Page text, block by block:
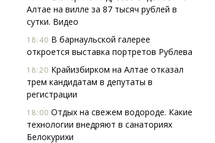
Алтае на вилле за 87 тысяч рублей в
сутки. Видео
18:40 В барнаульской галерее
откроется выставка портретов Рублева
18:20 Крайизбирком на Алтае отказал
трем кандидатам в депутаты в
регистрации
18:00 Отдых на свежем водороде. Какие
технологии внедряют в санаториях
Белокурихи